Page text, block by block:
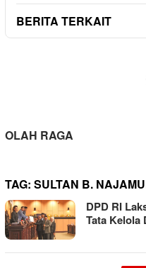
BERITA TERKAIT
OLAH RAGA
TAG: SULTAN B.
DPD RI
Tata Kelola